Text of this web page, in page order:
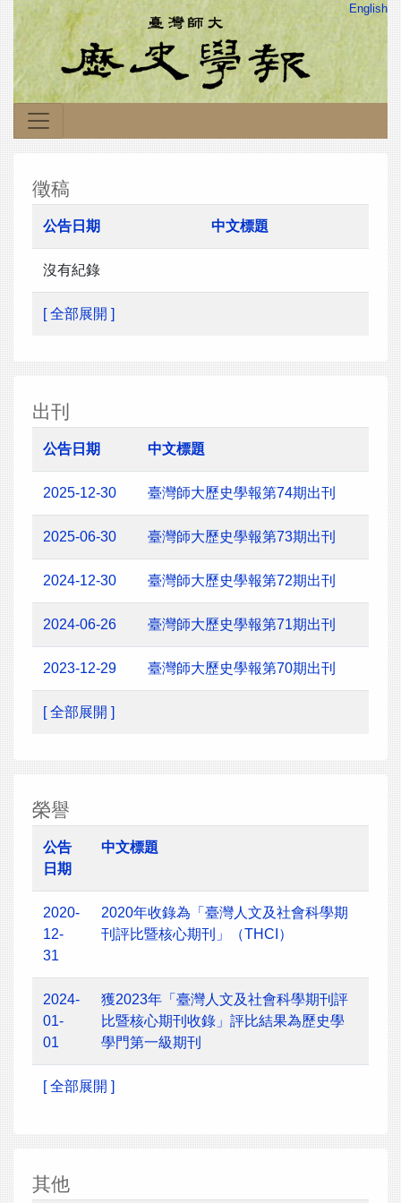
English
徵稿
公告日期 中文標題
沒有紀錄
[ 全部展開 ]
出刊
公告日期 中文標題
2025-12-30 臺灣師大歷史學報第74期出刊
2025-06-30 臺灣師大歷史學報第73期出刊
2024-12-30 臺灣師大歷史學報第72期出刊
2024-06-26 臺灣師大歷史學報第71期出刊
2023-12-29 臺灣師大歷史學報第70期出刊
[ 全部展開 ]
榮譽
公告
日期
中文標題
2020-
12-
31
2020年收錄為「臺灣人文及社會科學期
刊評比暨核心期刊」（THCI）
2024-
01-
01
獲2023年「臺灣人文及社會科學期刊評
比暨核心期刊收錄」評比結果為歷史學
學門第一級期刊
[ 全部展開 ]
其他